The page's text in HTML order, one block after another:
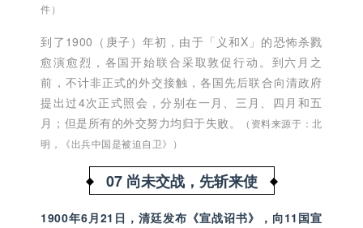
件）
到了1900（庚子）年初，由于「义和X」的恐怖杀戮
愈演愈烈，各国开始联合采取敦促行动。到六月之
前，不计非正式的外交接触，各国先后联合向清政府
提出过4次正式照会，分别在一月、三月、四月和五
月；但是所有的外交努力均归于失败。
（资料来源于：北
明，《出兵中国是被迫自卫》）
07 尚未交战，先斩来使
1900年6月21日，清廷发布《宣战诏书》，向11国宣